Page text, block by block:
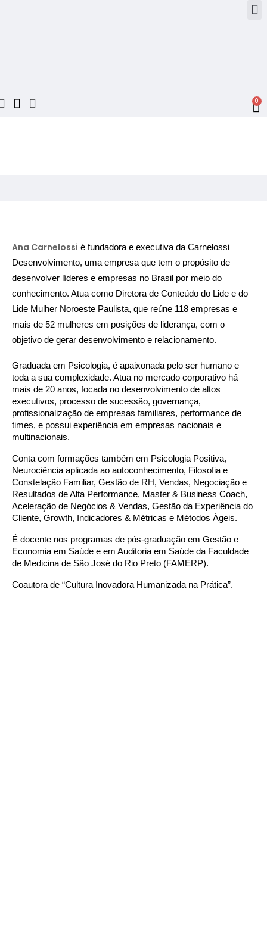
0
Ana Carnelossi é fundadora e executiva da Carnelossi
Desenvolvimento, uma empresa que tem o propósito de
desenvolver líderes e empresas no Brasil por meio do
conhecimento. Atua como Diretora de Conteúdo do Lide e do
Lide Mulher Noroeste Paulista, que reúne 118 empresas e
mais de 52 mulheres em posições de liderança, com o
objetivo de gerar desenvolvimento e relacionamento.
Graduada em Psicologia, é apaixonada pelo ser humano e
toda a sua complexidade. Atua no mercado corporativo há
mais de 20 anos, focada no desenvolvimento de altos
executivos, processo de sucessão, governança,
profissionalização de empresas familiares, performance de
times, e possui experiência em empresas nacionais e
multinacionais.
Conta com formações também em Psicologia Positiva,
Neurociência aplicada ao autoconhecimento, Filosofia e
Constelação Familiar, Gestão de RH, Vendas, Negociação e
Resultados de Alta Performance, Master & Business Coach,
Aceleração de Negócios & Vendas, Gestão da Experiência do
Cliente, Growth, Indicadores & Métricas e Métodos Ágeis.
É docente nos programas de pós-graduação em Gestão e
Economia em Saúde e em Auditoria em Saúde da Faculdade
de Medicina de São José do Rio Preto (FAMERP).
Coautora de “Cultura Inovadora Humanizada na Prática”.